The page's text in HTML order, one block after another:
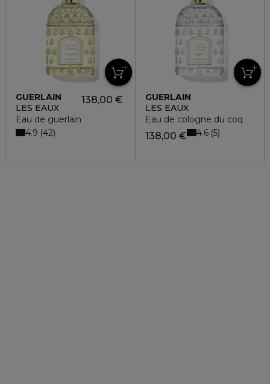
GUERLAIN
LES EAUX
Eau de guerlain
138,00 €
4.9 42
GUERLAIN
LES EAUX
Eau de cologne du coq
138,00 € 4.6 5